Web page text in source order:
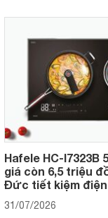
Hafele HC-I7323B
giá còn 6,5 triệu
Đức tiết kiệm
31/07/2026